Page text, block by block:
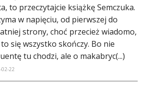
to przeczytajcie książkę Semczuka.
w napięciu, od pierwszej do
strony, choć przecież wiadomo,
się wszystko skończy. Bo nie
tu chodzi, ale o makabryc(...)
02-22